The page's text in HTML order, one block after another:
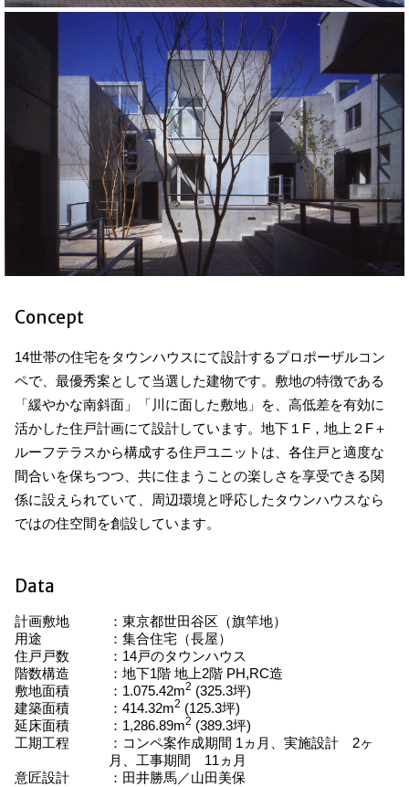
Concept
14世帯の住宅をタウンハウスにて設計するプロポーザルコン
ペで、最優秀案として当選した建物です。敷地の特徴である
「緩やかな南斜面」「川に面した敷地」を、高低差を有効に
活かした住戸計画にて設計しています。地下１F，地上２F＋
ルーフテラスから構成する住戸ユニットは、各住戸と適度な
間合いを保ちつつ、共に住まうことの楽しさを享受できる関
係に設えられていて、周辺環境と呼応したタウンハウスなら
ではの住空間を創設しています。
Data
計画敷地
東京都世田谷区（旗竿地）
用途
集合住宅（長屋）
住戸戸数
14戸のタウンハウス
階数構造
地下1階 地上2階 PH,RC造
敷地面積
1.075.42m2 (325.3坪)
建築面積
414.32m2 (125.3坪)
延床面積
1,286.89m2 (389.3坪)
工期工程
コンペ案作成期間 1ヵ月、実施設計 2ヶ
月、工事期間 11ヵ月
意匠設計
田井勝馬／山田美保